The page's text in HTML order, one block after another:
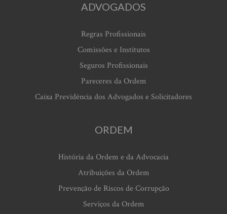
ADVOGADOS
Regras Profissionais
Comissões e Institutos
Seguros Profissionais
Pareceres da Ordem
Caixa Previdência dos Advogados e Solicitadores
ORDEM
História da Ordem e da Advocacia
Atribuições da Ordem
Prevenção de Riscos de Corrupção
Serviços da Ordem